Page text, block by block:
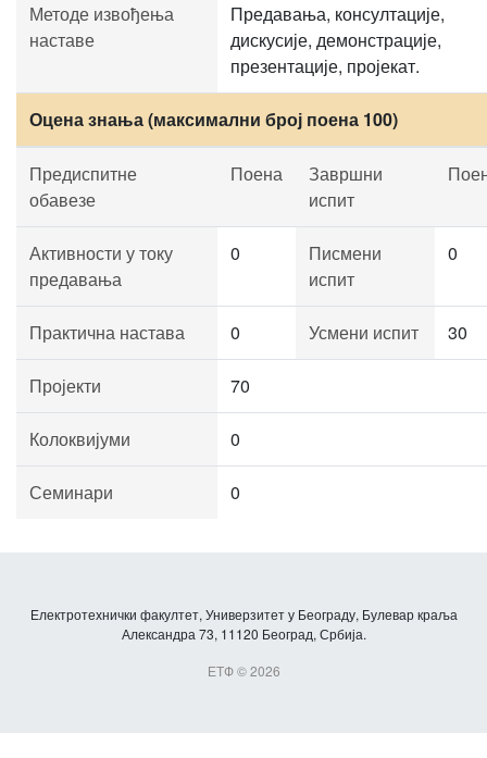
Методе извођења
наставе
Предавања, консултације,
дискусије, демонстрације,
презентације, пројекат.
Оцена знања (максимални број поена 100)
Предиспитне
обавезе
Поена
Завршни
испит
Активности у току
предавања
0
Писмени
испит
0
Практична настава 0 Усмени испит 30
Пројекти 70
Колоквијуми 0
Семинари 0
Електротехнички факултет, Универзитет у Београду, Булевар краља
Александра 73, 11120 Београд, Србија.
ЕТФ © 2026